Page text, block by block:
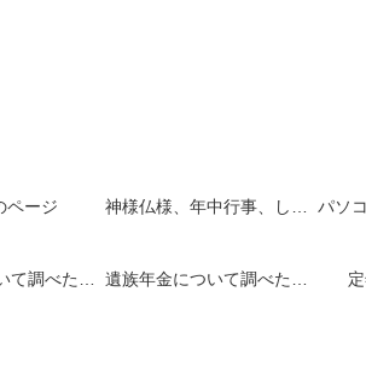
ページ 神様仏様、年中行事、しきたり
成年後見について調べたこと 遺族年金について調べたこと